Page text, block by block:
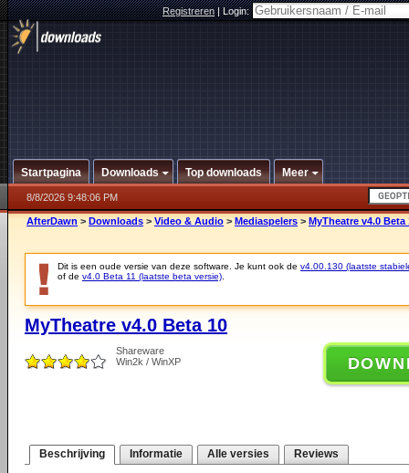
Registreren|Login:
Startpagina Downloads Top downloads Meer
8/8/2026 9:48:06 PM
AfterDawn > Downloads > Video & Audio > Mediaspelers > MyTheatre v4.0 Beta
Dit is een oude versie van deze software. Je kunt ook de v4.00.130 (laatste
of de v4.0 Beta 11 (laatste beta versie)
MyTheatre v4.0 Beta 10
Shareware
Win2k / WinXP
Beschrijving Informatie Alle versies Reviews